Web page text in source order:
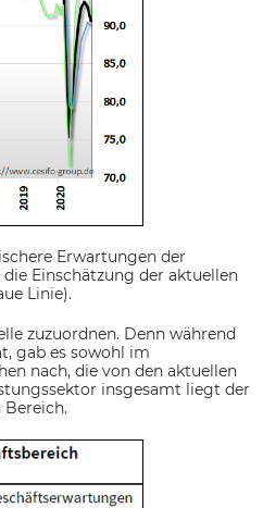
Erwartungen der
Einschätzung der aktuellen
Linie).
zuzuordnen. Denn während
gab es sowohl im
nach, die von den aktuellen
insgesamt liegt der